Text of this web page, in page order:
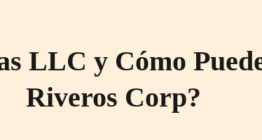
LLC y Cómo
Riveros Corp?